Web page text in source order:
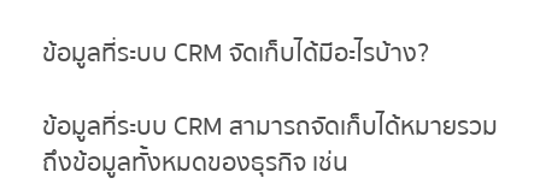
ข้อมูลที่ระบบ CRM จัดเก็บได้มีอะไรบ้าง?
ข้อมูลที่ระบบ CRM สามารถจัดเก็บได้หมายรวม
ถึงข้อมูลทั้งหมดของธุรกิจ เช่น